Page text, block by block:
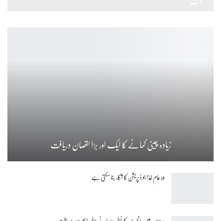
زیادہ چینی کھانے کا ایک اور بڑا نقصان دریافت
وہ عام غذا جو ڈپریشن کا شکار بنا سکتی ہے